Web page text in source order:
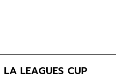
LEAGUES CUP